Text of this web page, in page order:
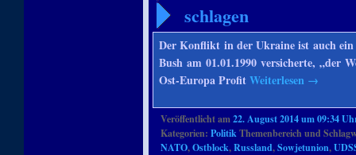
schlagen
Der Konflikt in der Ukraine ist auch ein
Bush am 01.01.1990 versicherte, „der
Ost-Europa ProfitWeiterlesen →
Veröffentlicht am22. August 2014 um 09:34
Kategorien:PolitikThemenbereich und
NATO,Ostblock,Russland,Sowjetunion,